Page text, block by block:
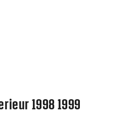
1998 1999